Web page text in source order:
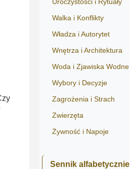
Walka i Konflikty
Władza i Autorytet
Wnętrza i Architektura
Woda i Zjawiska Wodne
Wybory i Decyzje
Zagrożenia i Strach
Zwierzęta
Żywność i Napoje
Sennik alfabetycznie